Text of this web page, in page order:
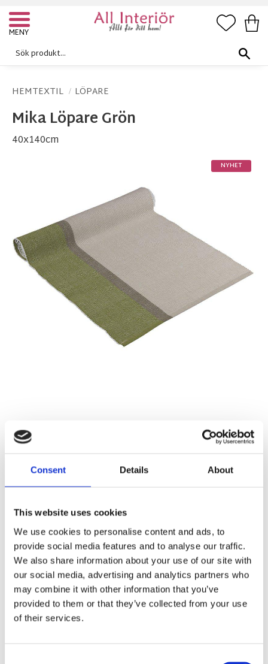
Consent Details About
This website uses cookies
We use cookies to personalise content and ads, to
provide social media features and to analyse our traffic.
We also share information about your use of our site with
our social media, advertising and analytics partners who
may combine it with other information that you’ve
provided to them or that they’ve collected from your use
of their services.
Meny
HEMTEXTIL LÖPARE
Mika Löpare Grön
40x140cm
NYHET
189,00
KÖP
Lagerstatus 3 st i lager Artikelnr
Fondaco
Fri frakt över 995kr
Snabba leveranser
Enkel betalning med Klarna